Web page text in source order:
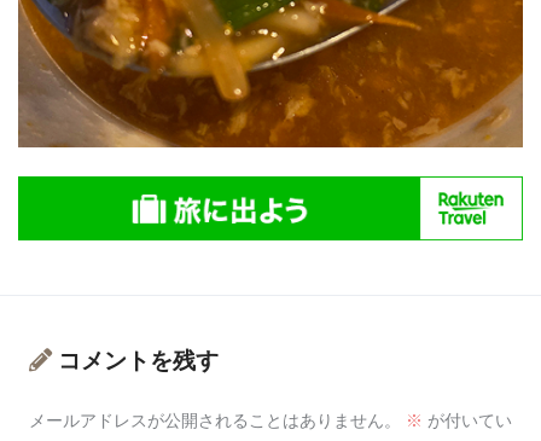
コメントを残す
メールアドレスが公開されることはありません。 ※ が付いてい